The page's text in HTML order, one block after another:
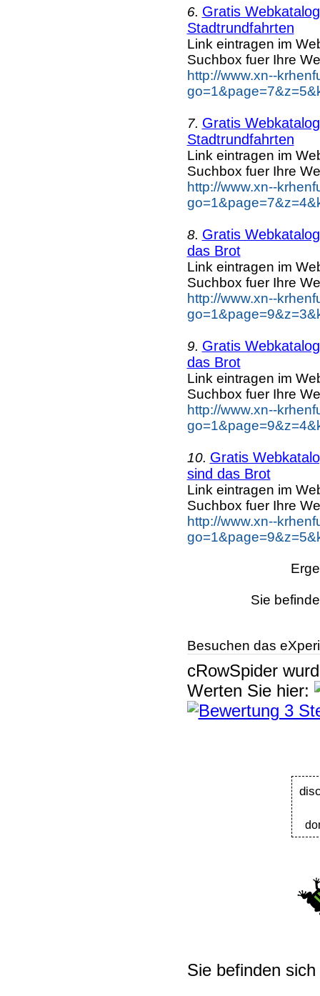
6. Gratis
Stadtrundfahrten
Link eintragen im
Suchbox fuer Ihre
http://www.xn--
7. Gratis
Stadtrundfahrten
Link eintragen im
Suchbox fuer Ihre
http://www.xn--
8. Gratis
das Brot
Link eintragen im
Suchbox fuer Ihre
http://www.xn--
9. Gratis
das Brot
Link eintragen im
Suchbox fuer Ihre
http://www.xn--
10. Gratis
sind das Brot
Link eintragen im
Suchbox fuer Ihre
http://www.xn--
Sie
Besuchen das
cRowSpider
Werten Sie hier:
Sie befinden